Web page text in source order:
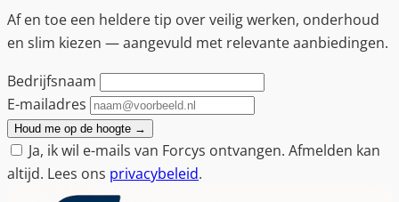
Af en toe een heldere tip over veilig werken, onderhoud
en slim kiezen — aangevuld met relevante aanbiedingen.
Bedrijfsnaam
E-mailadres
Houd me op de hoogte →
Ja, ik wil e-mails van Forcys ontvangen. Afmelden kan
altijd. Lees ons privacybeleid.